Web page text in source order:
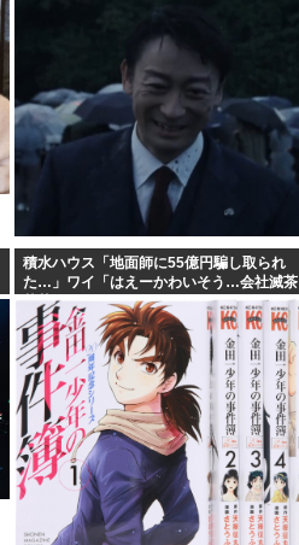
積水ハウス「地面師に55億円騙し取られ
た…」ワイ「はえーかわいそう…会社滅茶
苦茶やろなぁ」→